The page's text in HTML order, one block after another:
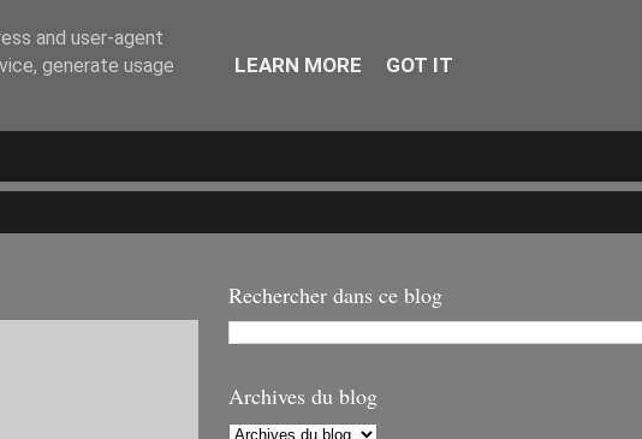
Rechercher dans ce blog
Archives du blog
and user-agent
generate usage
LEARN MORE GOT IT